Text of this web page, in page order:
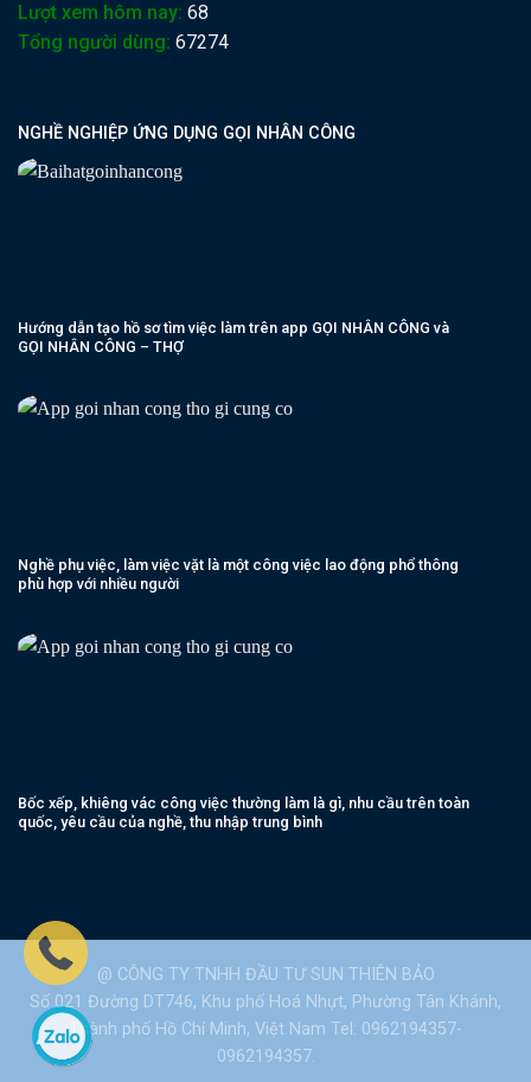
Lượt xem hôm nay: 68
Tổng người dùng: 67274
NGHỀ NGHIỆP ỨNG DỤNG GỌI NHÂN CÔNG
Hướng dẫn tạo hồ sơ tìm việc làm trên app GỌI NHÂN CÔNG và
GỌI NHÂN CÔNG – THỢ
Nghề phụ việc, làm việc vặt là một công việc lao động phổ thông
phù hợp với nhiều người
Bốc xếp, khiêng vác công việc thường làm là gì, nhu cầu trên toàn
quốc, yêu cầu của nghề, thu nhập trung bình
@ CÔNG TY TNHH ĐẦU TƯ SUN THIÊN BẢO
Số 021 Đường DT746, Khu phố Hoá Nhựt, Phường Tân Khánh,
Thành phố Hồ Chí Minh, Việt Nam Tel: 0962194357-
0962194357.